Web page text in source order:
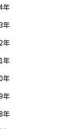
年
年
年
年
年
年
年